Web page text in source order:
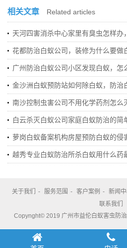
相关文章 Related articles
天河四害消杀中心家里有臭虫怎样办
花都防治白蚁公司，装修为什么要做
广州防治白蚁公司小区发现白蚁，怎
金沙洲白蚁预防站如何除白蚁，防治
南沙控制虫害公司不用化学药剂怎么
白云杀灭白蚁公司家庭白蚁防治的简
萝岗白蚁备案机构房屋预防白蚁的侵
越秀专业白蚁防治所杀白蚁用什么药
关于我们 - 服务范围 - 客户案例 - 新闻
联系我们
Copynght© 2019 广州市益伦白蚁害虫防